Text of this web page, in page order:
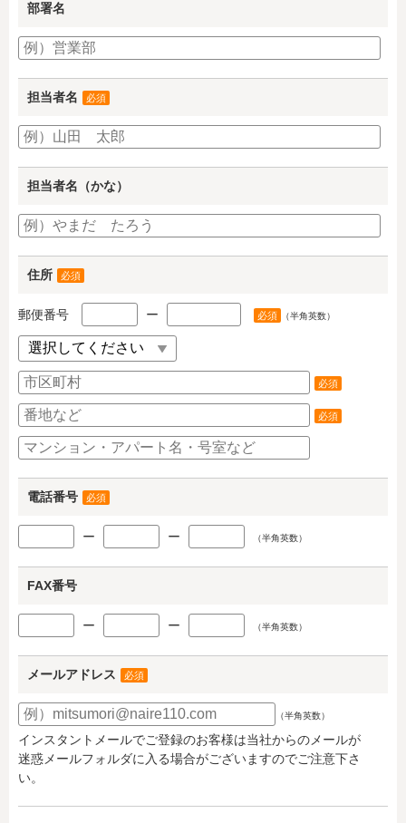
部署名
担当者名 必須
担当者名（かな）
住所 必須
郵便番号 ー 必須 （半角英数）
必須
必須
電話番号 必須
ー ー （半角英数）
FAX番号
ー ー （半角英数）
メールアドレス 必須
（半角英数）
インスタントメールでご登録のお客様は当社からのメールが
迷惑メールフォルダに入る場合がございますのでご注意下さ
い。